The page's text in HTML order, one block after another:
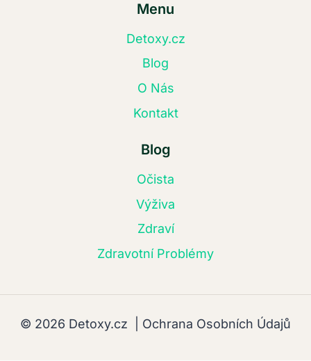
Menu
Detoxy.cz
Blog
O Nás
Kontakt
Blog
Očista
Výživa
Zdraví
Zdravotní Problémy
© 2026 Detoxy.cz | Ochrana Osobních Údajů